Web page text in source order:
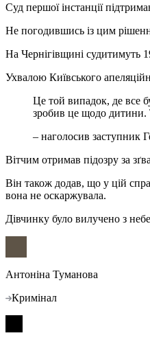
Суд першої інстанції
Не погодившись із цим
На Чернігівщині судитимуть
Ухвалою Київського
Це той випадок, де все було свідомо і розраховано. Свідоме рішення дорослого зробити це з дитиною. Він цілеспрямовано шукав можливість вчинити злочин, домовився, заплатив і
зробив це щодо дитини.
– наголосив заступник
Вітчим отримав підозру за
Він також додав, що у цій
вона не оскаржувала.
Дівчинку було вилучено з
Антоніна Туманова
Кримінал